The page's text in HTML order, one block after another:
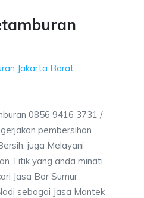
Jakarta Barat
0856 9416 3731 /
pembersihan
juga Melayani
Titik yang anda minati
Jasa Bor Sumur
sebagai Jasa Mantek